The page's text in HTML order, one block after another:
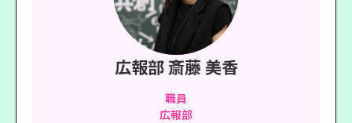
広報部 斎藤 美香
職員
広報部